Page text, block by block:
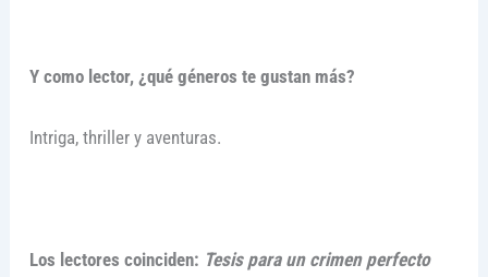
Y como lector, ¿qué géneros te gustan más?
Intriga, thriller y aventuras.
Los lectores coinciden: Tesis para un crimen perfecto